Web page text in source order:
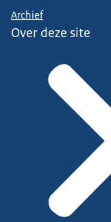
Archief
Over deze site